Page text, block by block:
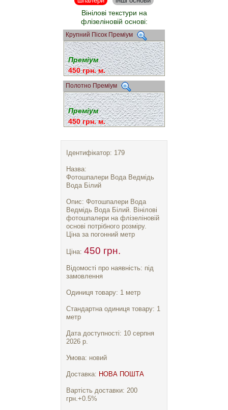
Вінілові текстури на
флізеліновій основі:
Крупний Пісок Преміум
Преміум
450 грн. м.
Полотно Преміум
Преміум
450 грн. м.
Ідентифікатор: 179
Назва:
Фотошпалери Вода Ведмідь
Вода Білий
Опис: Фотошпалери Вода
Ведмідь Вода Білий. Вінілові
фотошпалери на флізеліновій
основі потрібного розміру.
Ціна за погонний метр
Ціна: 450 грн.
Відомості про наявність: під
замовлення
Одиниця товару: 1 метр
Стандартна одиниця товару: 1
метр
Дата доступності: 10 серпня
2026 р.
Умова: новий
Доставка: НОВА ПОШТА
Вартість доставки: 200
грн.+0.5%